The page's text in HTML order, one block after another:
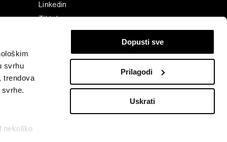
svrhu
trendova
nekoliko
Dopusti sve
Prilagodi
Uskrati
Linkedin
Tiktok